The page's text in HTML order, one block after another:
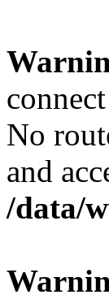
No
and
/data/